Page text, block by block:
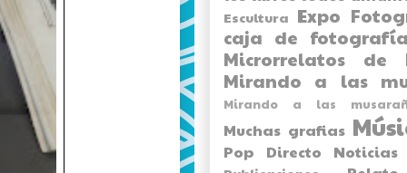
Escultura Expo
caja de
Microrrelatos de
Mirando a las
Mirando a las
Muchas grafias
Pop Directo Noticias